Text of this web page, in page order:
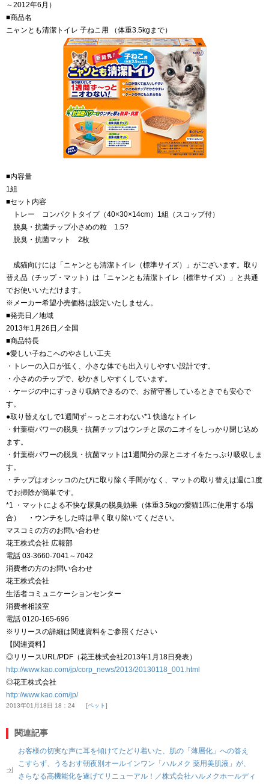
～2012年6月）
■商品名
ニャンとも清潔トイレ 子ねこ用 （体重3.5kgまで）
■内容量
1組
■セット内容
トレー コンパクトタイプ（40×30×14cm）1組（スコップ付）
脱臭・抗菌チップ小さめの粒 1.5?
脱臭・抗菌マット 2枚
成猫向けには「ニャンとも清潔トイレ（標準サイズ）」がございます。取り
替え品（チップ・マット）は「ニャンとも清潔トイレ（標準サイズ）」と共通
でお使いいただけます。
※メーカー希望小売価格は設定いたしません。
■発売日／地域
2013年1月26日／全国
■商品特長
●愛しい子ねこへのやさしい工夫
・トレーの入口が低く、小さな体でも出入りしやすい設計です。
・小さめのチップで、砂かきしやすくしています。
・ケージの中にすっきり収納できるので、お留守番しているときでも安心で
す。
●取り替えなしで1週間ず～っとニオわない*1 快適なトイレ
・針葉樹パワーの脱臭・抗菌チップはウンチと尿のニオイをしっかり閉じ込め
ます。
・針葉樹パワーの脱臭・抗菌マットは1週間分の尿とニオイをたっぷり吸収しま
す。
・チップはオシッコのたびに取り除く手間がなく、マットの取り替えは週に1度
でお掃除が簡単です。
*1 ・マットによる不快な尿臭の脱臭効果（体重3.5kgの愛猫1匹に使用する場
合） ・ウンチをした時は早く取り除いてください。
マスコミの方のお問い合わせ
花王株式会社 広報部
電話 03-3660-7041～7042
消費者の方のお問い合わせ
花王株式会社
生活者コミュニケーションセンター
消費者相談室
電話 0120-165-696
※リリースの詳細は関連資料をご参照ください
【関連資料】
◎リリースURL/PDF（花王株式会社2013年1月18日発表）
http://www.kao.com/jp/corp_news/2013/20130118_001.html
◎花王株式会社
http://www.kao.com/jp/
2013年01月18日 18：24 ペット
関連記事
お客様の切実な声に耳を傾けてたどり着いた、肌の「薄層化」への答え
こすらず、うるおす朝夜別オールインワン「ハルメク 薬用美肌液」が、
さらなる高機能化を遂げてリニューアル！／株式会社ハルメクホールディ